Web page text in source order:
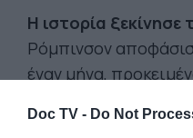
Doc TV - Do Not
Η ιστορία ξεκίνησε
Ρόμπινσον
έναν μήνα,
αργότερα, μέσα από